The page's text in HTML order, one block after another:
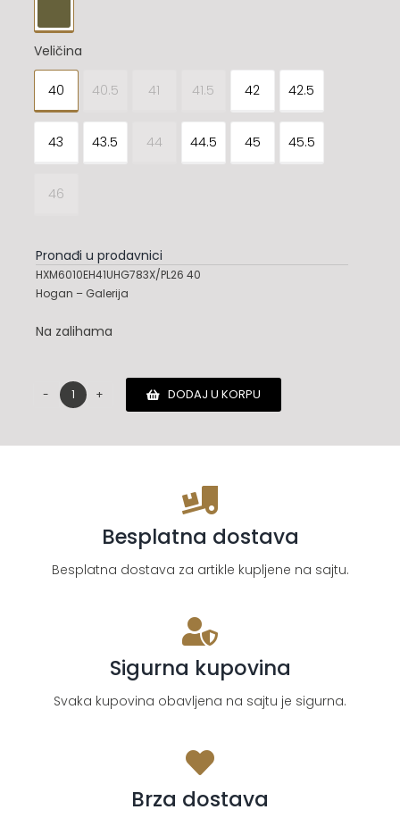
Veličina
40 40.5 41 41.5 42 42.5
43 43.5 44 44.5 45 45.5
46
Pronađi u prodavnici
HXM6010EH41UHG783X/PL26 40
Hogan – Galerija
Na zalihama
Hogan
DODAJ U KORPU
Besplatna dostava
Besplatna dostava za artikle kupljene na sajtu.
Sigurna kupovina
Svaka kupovina obavljena na sajtu je sigurna.
Brza dostava